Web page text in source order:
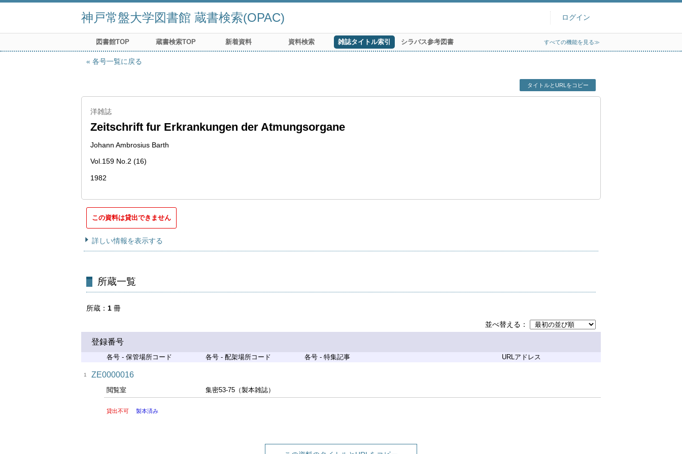
神戸常盤大学図書館 蔵書検索(OPAC) ログイン
図書館TOP 蔵書検索TOP 新着資料 資料検索 雑誌タイトル索引 シラバス参考図書 すべての機能を見る≫
各号一覧に戻る
タイトルとURLをコピー
洋雑誌
Zeitschrift fur Erkrankungen der Atmungsorgane
Johann Ambrosius Barth
Vol.159 No.2 (16)
1982
この資料は貸出できません
詳しい情報を表示する
所蔵一覧
所蔵 1 冊
並べ替える
登録番号
各号 - 保管場所コード 各号 - 配架場所コード 各号 - 特集記事 URLアドレス
1 ZE0000016
閲覧室 集密53-75（製本雑誌）
貸出不可 製本済み